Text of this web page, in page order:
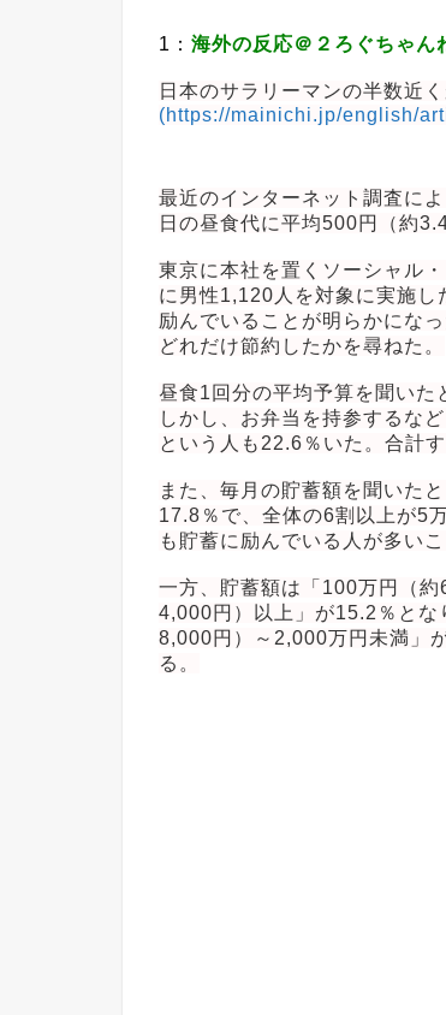
1： 海外の反応＠２ろぐちゃん
日本のサラリーマンの半数近
(https://mainichi.jp/english/
最近のインターネット調査に
日の昼食代に平均500円（約
東京に本社を置くソーシャル
に男性1,120人を対象に実施し
励んでいることが明らかにな
どれだけ節約したかを尋ねた。
昼食1回分の平均予算を聞いた
しかし、お弁当を持参するな
という人も22.6％いた。合計
また、毎月の貯蓄額を聞いた
17.8％で、全体の6割以上が5
も貯蓄に励んでいる人が多い
一方、貯蓄額は「100万円（
4,000円）以上」が15.2％と
8,000円）～2,000万円未満」
る。